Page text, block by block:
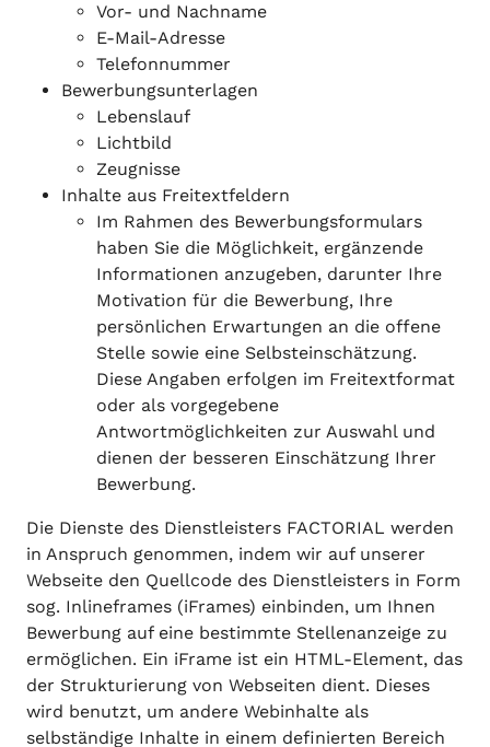
Vor- und Nachname
E-Mail-Adresse
Telefonnummer
Bewerbungsunterlagen
Lebenslauf
Lichtbild
Zeugnisse
Inhalte aus Freitextfeldern
Im Rahmen des Bewerbungsformulars
haben Sie die Möglichkeit, ergänzende
Informationen anzugeben, darunter Ihre
Motivation für die Bewerbung, Ihre
persönlichen Erwartungen an die offene
Stelle sowie eine Selbsteinschätzung.
Diese Angaben erfolgen im Freitextformat
oder als vorgegebene
Antwortmöglichkeiten zur Auswahl und
dienen der besseren Einschätzung Ihrer
Bewerbung.
Die Dienste des Dienstleisters FACTORIAL werden
in Anspruch genommen, indem wir auf unserer
Webseite den Quellcode des Dienstleisters in Form
sog. Inlineframes (iFrames) einbinden, um Ihnen
Bewerbung auf eine bestimmte Stellenanzeige zu
ermöglichen. Ein iFrame ist ein HTML-Element, das
der Strukturierung von Webseiten dient. Dieses
wird benutzt, um andere Webinhalte als
selbständige Inhalte in einem definierten Bereich